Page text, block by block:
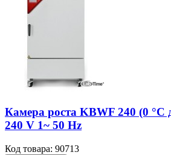
Камера роста KBWF 240 (0 °C
240 V 1~ 50 Hz
Код товара: 90713